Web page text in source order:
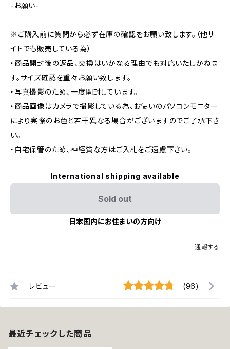
-お願い-
※ご購入前に質問から必ず在庫の確認をお願い致します。（他サ
イトでも販売している為）
・商品開封後の返品、交換はいかなる理由でも対応いたしかねま
す。サイズ確認を重々お願い致します。
・写真撮影のため、一度開封しています。
・商品画像はカメラで撮影している為、お使いのパソコンモニター
により実際のお色と若干異なる場合がございますのでご了承下さ
い。
・自宅保管のため、神経質な方はご入札をご遠慮下さい。
International shipping available
Sold out
日本国内にお住まいの方向け
通報する
レビュー (96)
最近チェックした商品